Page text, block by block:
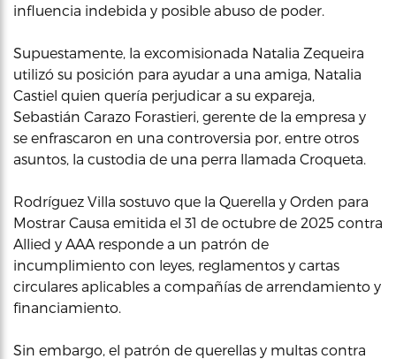
influencia indebida y posible abuso de poder.
Supuestamente, la excomisionada Natalia Zequeira
utilizó su posición para ayudar a una amiga, Natalia
Castiel quien quería perjudicar a su expareja,
Sebastián Carazo Forastieri, gerente de la empresa y
se enfrascaron en una controversia por, entre otros
asuntos, la custodia de una perra llamada Croqueta.
Rodríguez Villa sostuvo que la Querella y Orden para
Mostrar Causa emitida el 31 de octubre de 2025 contra
Allied y AAA responde a un patrón de
incumplimiento con leyes, reglamentos y cartas
circulares aplicables a compañías de arrendamiento y
financiamiento.
Sin embargo, el patrón de querellas y multas contra